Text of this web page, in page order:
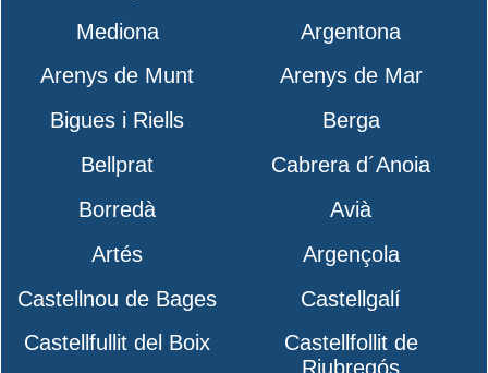
Mediona
Argentona
Arenys de Munt
Arenys de Mar
Bigues i Riells
Berga
Bellprat
Cabrera d´Anoia
Borredà
Avià
Artés
Argençola
Castellnou de Bages
Castellgalí
Castellfullit del Boix
Castellfollit de
Riubregós